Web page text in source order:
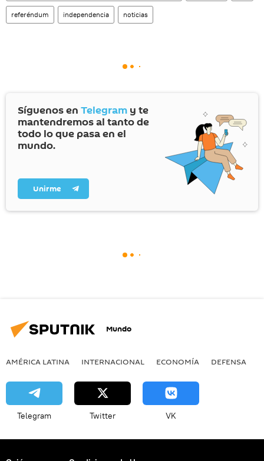
referéndum independencia noticias
Síguenos en Telegram y te
mantendremos al tanto de
todo lo que pasa en el
mundo.
Unirme
Mundo
AMÉRICA LATINA INTERNACIONAL ECONOMÍA DEFENSA
Telegram Twitter VK